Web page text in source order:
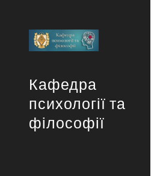
Кафедра
психології та
філософії